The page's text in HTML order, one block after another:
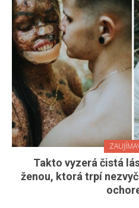
Takto vyzerá čistá
ženou, ktorá trpí